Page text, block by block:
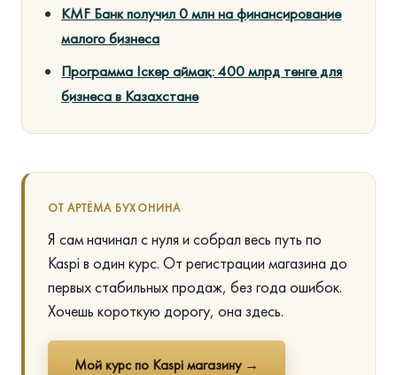
KMF Банк получил 0 млн на финансирование
малого бизнеса
Программа Іскер аймақ: 400 млрд тенге для
бизнеса в Казахстане
ОТ АРТЁМА БУХОНИНА
Я сам начинал с нуля и собрал весь путь по
Kaspi в один курс. От регистрации магазина до
первых стабильных продаж, без года ошибок.
Хочешь короткую дорогу, она здесь.
Мой курс по Kaspi магазину →